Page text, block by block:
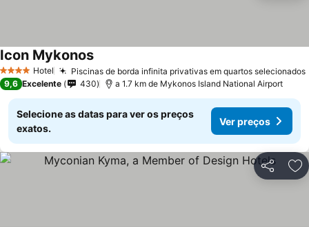
4 EstrelasHotel Piscinas de borda infinita privativas em quartos selecionados
Icon Mykonos
9,6 Excelente 430 a 1.7 km de Mykonos Island National Airport
Selecione as datas para ver os preços
exatos.
Ver preços
Partilhar